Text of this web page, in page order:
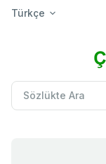
Türkçe